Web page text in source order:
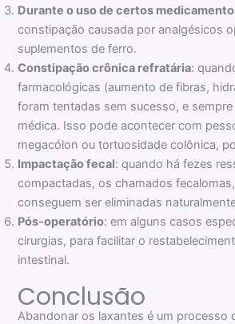
Durante o uso de certos
constipação causada por analgésicos
suplementos de ferro.
Constipação crônica refratária:
farmacológicas (aumento de fibras,
foram tentadas sem sucesso, e
médica. Isso pode acontecer com
megacólon ou tortuosidade colônica,
Impactação fecal: quando há fezes
compactadas, os chamados
conseguem ser eliminadas
Pós-operatório: em alguns casos
cirurgias, para facilitar o
intestinal.
Conclusão
Abandonar os laxantes é um processo